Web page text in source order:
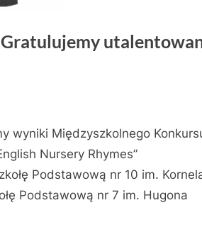
wyniki Międzyszkolnego
Nursery Rhymes”
Podstawową nr 10 im.
Podstawową nr 7 im. Hugona